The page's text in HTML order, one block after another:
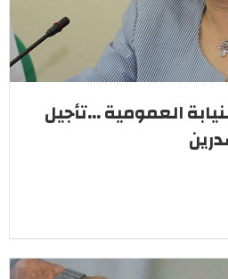
العمومية ...تأجيل